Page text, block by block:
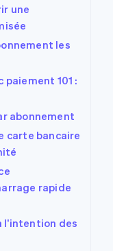
une
les
101 :
abonnement
carte bancaire
rapide
des